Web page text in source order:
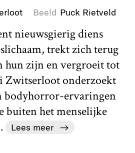
Beeld Puck Rietveld
nieuwsgierig diens
trekt zich terug
hun zijn en vergroeit tot
Zwitserloot onderzoekt
bodyhorror-ervaringen
buiten het menselijke
Lees meer